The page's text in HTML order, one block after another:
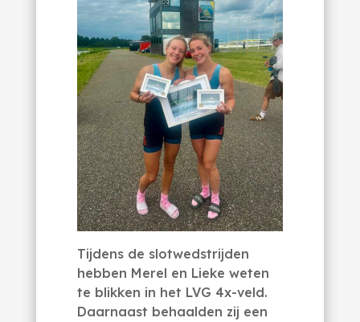
Tijdens de slotwedstrijden
hebben Merel en Lieke weten
te blikken in het LVG 4x-veld.
Daarnaast behaalden zij een